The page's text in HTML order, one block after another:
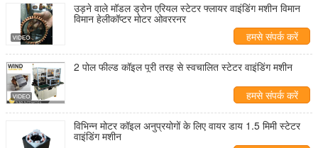
उड़ने वाले मॉडल ड्रोन एरियल स्टेटर फ्लायर वाइंडिंग मशीन विमान
विमान हेलीकॉप्टर मोटर ओवररनर
हमसे संपर्क करें
2 पोल फील्ड कॉइल पूरी तरह से स्वचालित स्टेटर वाइंडिंग मशीन
हमसे संपर्क करें
विभिन्न मोटर कॉइल अनुप्रयोगों के लिए वायर डाय 1.5 मिमी स्टेटर
वाइंडिंग मशीन